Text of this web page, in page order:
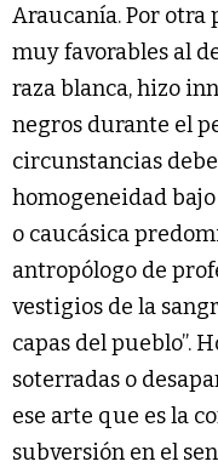
Araucanía. Por otra
muy favorables al
raza blanca, hizo
negros durante el
circunstancias
homogeneidad bajo
o caucásica
antropólogo de
vestigios de la
capas del pueblo”.
soterradas o
ese arte que es la
subversión en el